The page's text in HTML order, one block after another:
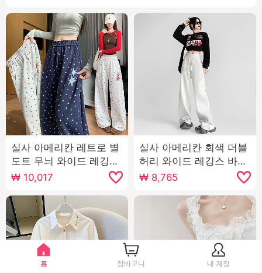
실사 아메리칸 레트로 별
도트 무늬 와이드 레깅스
바지 2026 가을 새로운
패션 루즈핏 슬림해 보이
는 캐주얼 바지
₩ 10,017
실사 아메리칸 회색 더블
허리 와이드 레깅스 바지
2026 가을 루즈핏 캐주
얼 하이웨이스트 도루 센
스 스트레이트 운동 바지
₩ 8,765
홈 장바구니 내 계정